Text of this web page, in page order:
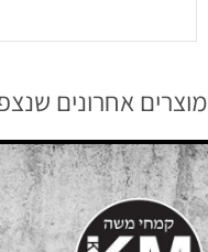
אחרונים שנצפו